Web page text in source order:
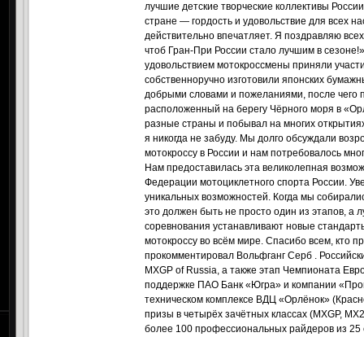
лучшие детские творческие коллективы
стране — гордость и удовольствие для всех
действительно впечатляет. Я поздравляю
чтоб Гран-При России стало лучшим в
удовольствием мотокроссмены приняли
собственноручно изготовили японских
добрыми словами и пожеланиями, после чего
расположенный на берегу Чёрного моря в
разные страны и побывал на многих
я никогда не забуду. Мы долго обсуждали
мотокроссу в России и нам потребовалось
Нам предоставилась эта великолепная
Федерации мотоциклетного спорта России.
уникальных возможностей. Когда мы
это должен быть не просто один из этапов, а
соревнования устанавливают новые
мотокроссу во всём мире. Спасибо всем, кто
прокомментировал Вольфганг Серб .
MXGP of Russia, а также этап Чемпионата
поддержке ПАО Банк «Югра» и компании
техническом комплексе ВДЦ «Орлёнок»
призы в четырёх зачётных классах (МХGP,
более 100 профессиональных райдеров из 25